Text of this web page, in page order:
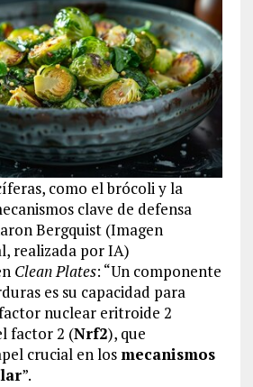
como el brócoli y la
clave de defensa
Bergquist (Imagen
realizada por IA)
Clean Plates: “Un componente
es su capacidad para
nuclear eritroide 2
factor 2 (Nrf2), que
crucial en los mecanismos
”.